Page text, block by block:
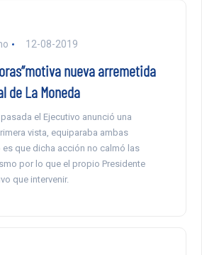
12-08-2019
nueva arremetida
de La Moneda
el Ejecutivo anunció una
vista, equiparaba ambas
que dicha acción no calmó las
por lo que el propio Presidente
que intervenir.